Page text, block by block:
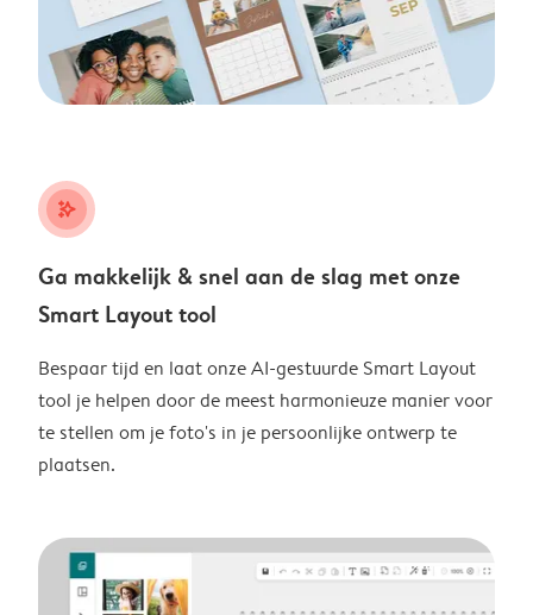
stars_plus
Ga makkelijk & snel aan de slag met onze
Smart Layout tool
Bespaar tijd en laat onze AI-gestuurde Smart Layout
tool je helpen door de meest harmonieuze manier voor
te stellen om je foto's in je persoonlijke ontwerp te
plaatsen.